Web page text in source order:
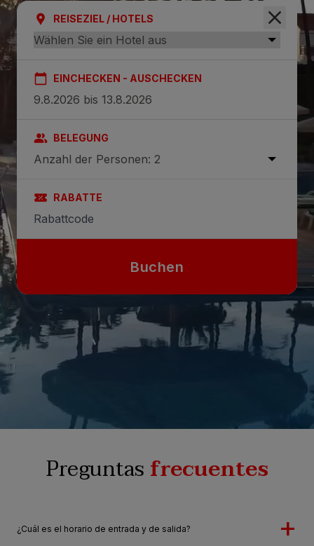
REISEZIEL / HOTELS
EINCHECKEN - AUSCHECKEN
BELEGUNG
Anzahl der Personen: 2
RABATTE
Buchen
Preguntasfrecuentes
¿Cuál es el horario de entrada y de salida?